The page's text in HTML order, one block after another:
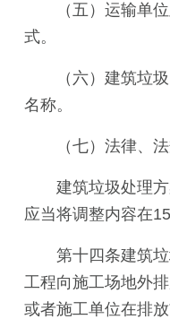
（五）运输单
式。
（六）建筑垃
名称。
（七）法律、
建筑垃圾处理
应当将调整内容在
第十四条建筑
工程向施工场地外
或者施工单位在排